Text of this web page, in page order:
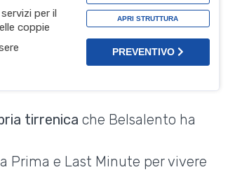
per il
coppie
APRI STRUTTURA
PREVENTIVO
tirrenica che Belsalento ha
Prima e Last Minute per vivere